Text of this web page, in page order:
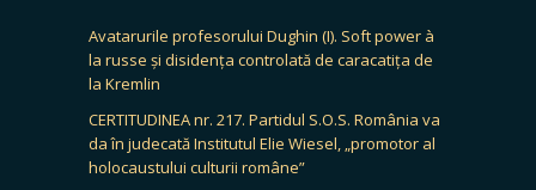
Avatarurile profesorului Dughin (I). Soft power à
la russe și disidența controlată de caracatița de
la Kremlin
CERTITUDINEA nr. 217. Partidul S.O.S. România va
da în judecată Institutul Elie Wiesel, „promotor al
holocaustului culturii române”